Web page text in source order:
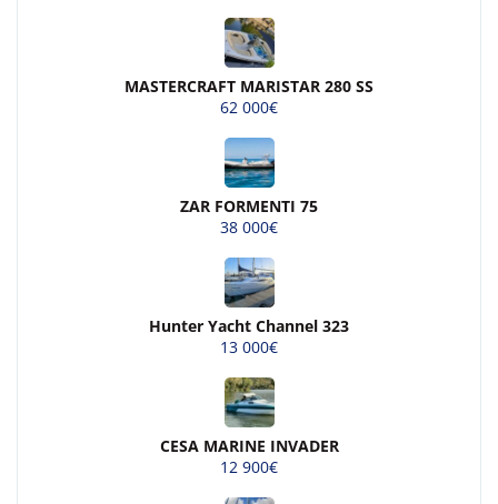
MASTERCRAFT MARISTAR 280 SS
62 000€
ZAR FORMENTI 75
38 000€
Hunter Yacht Channel 323
13 000€
CESA MARINE INVADER
12 900€